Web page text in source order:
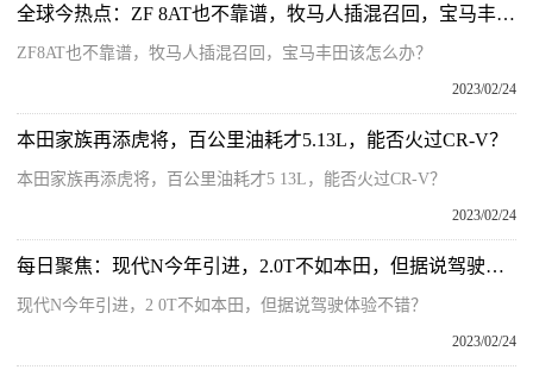
全球今热点：ZF 8AT也不靠谱，牧马人插混召回，宝马丰田该怎么办？
ZF8AT也不靠谱，牧马人插混召回，宝马丰田该怎么办？
2023/02/24
本田家族再添虎将，百公里油耗才5.13L，能否火过CR-V？
本田家族再添虎将，百公里油耗才5 13L，能否火过CR-V？
2023/02/24
每日聚焦：现代N今年引进，2.0T不如本田，但据说驾驶体验不错？
现代N今年引进，2 0T不如本田，但据说驾驶体验不错？
2023/02/24